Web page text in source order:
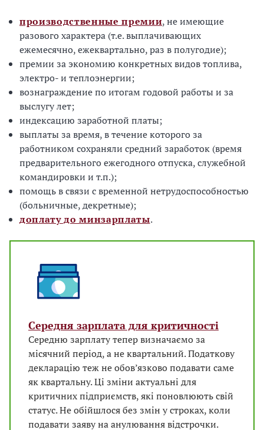
производственные премии, не имеющие
разового характера (т.е. выплачивающих
ежемесячно, ежеквартально, раз в полугодие);
премии за экономию конкретных видов топлива,
электро- и теплоэнергии;
вознаграждение по итогам годовой работы и за
выслугу лет;
индексацию заработной платы;
выплаты за время, в течение которого за
работником сохраняли средний заработок (время
предварительного ежегодного отпуска, служебной
командировки и т.п.);
помощь в связи с временной нетрудоспособностью
(больничные, декретные);
доплату до минзарплаты.
Середня зарплата для критичності
Середню зарплату тепер визначаємо за
місячний період, а не квартальний. Податкову
декларацію теж не обов’язково подавати саме
як квартальну. Ці зміни актуальні для
критичних підприємств, які поновлюють свій
статус. Не обійшлося без змін у строках, коли
подавати заяву на анулювання відстрочки.